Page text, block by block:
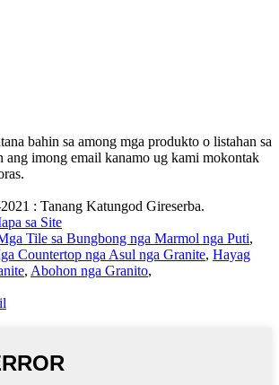
bahin sa among mga produkto o listahan sa
ang imong email kanamo ug kami mokontak
: Tanang Katungod Gireserba.
sa Site
Tile sa Bungbong nga Marmol nga Puti,
Countertop nga Asul nga Granite, Hayag
, Abohon nga Granito,